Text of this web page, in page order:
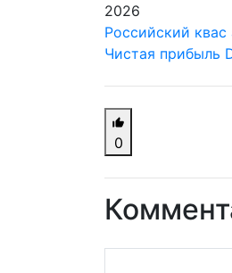
2026
Российский
Чистая прибыль
0